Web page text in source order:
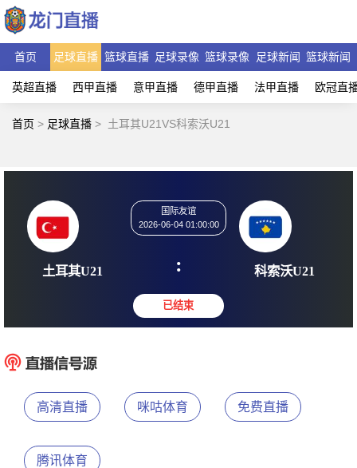
首页 足球直播 篮球直播 足球录像 篮球录像 足球新闻 篮球新闻
英超直播 西甲直播 意甲直播 德甲直播 法甲直播 欧冠直
首页 > 足球直播 > 土耳其U21VS科索沃U21
土耳其U21
2026-06-04 01:00:00
: 科索
高清直播 咪咕体育 免费直播
腾讯体育